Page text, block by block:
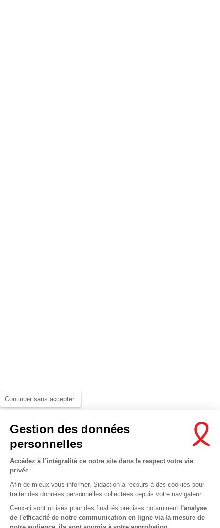
Continuer sans accepter
Gestion des données
personnelles
Accédez à l’intégralité de notre site dans le respect votre vie
privée
Afin de mieux vous informer, Sidaction a recours à des cookies pour
traiter des données personnelles collectées depuis votre navigateur.
Ceux-ci sont utilisés pour des finalités précises notamment l'analyse
de l'efficacité de notre communication en ligne via la mesure de
notre audience, ils sont soumis à votre approbation.